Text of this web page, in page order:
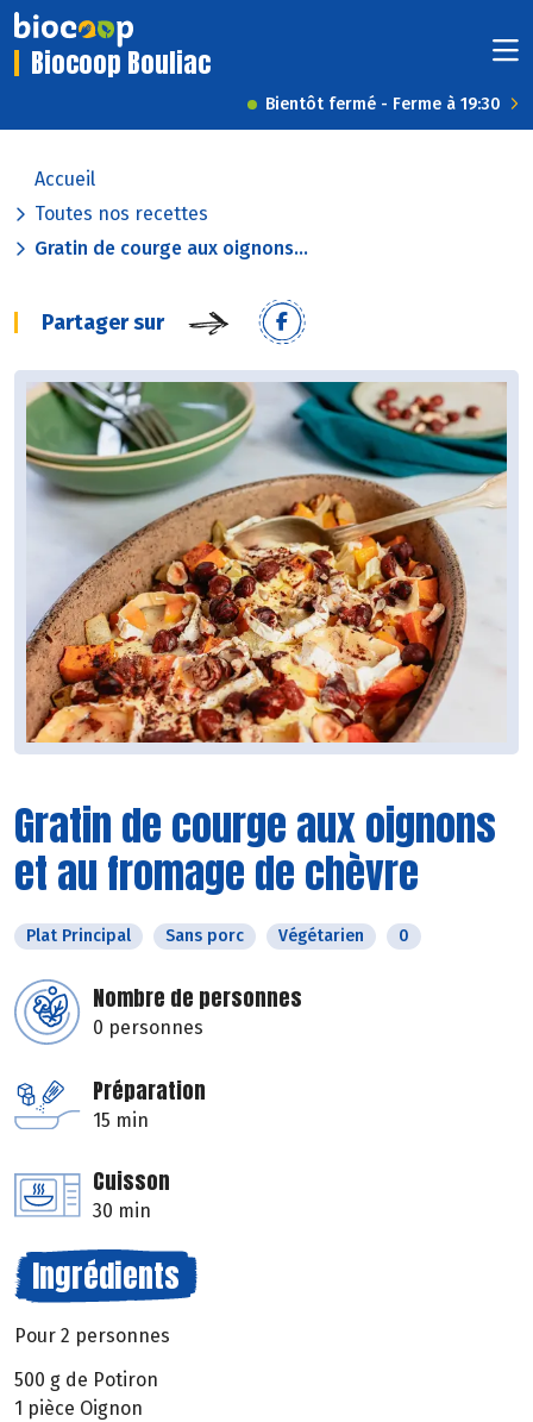
Biocoop Bouliac
Bientôt fermé - Ferme à 19:30
Accueil
Toutes nos recettes
Gratin de courge aux oignons...
Partager sur
Gratin de courge aux oignons
et au fromage de chèvre
Plat Principal Sans porc Végétarien 0
Nombre de personnes
0 personnes
Préparation
15 min
Cuisson
30 min
Ingrédients
Pour 2 personnes
500 g de Potiron
1 pièce Oignon